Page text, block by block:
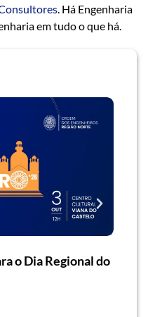
. Há Engenharia
em tudo o que há.
o Dia Regional do